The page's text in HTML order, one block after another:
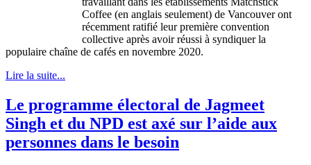
Coffee (en anglais seulement) de Vancouver ont
récemment ratifié leur première convention
collective après avoir réussi à syndiquer la
populaire chaîne de cafés en novembre 2020.
Lire la suite...
Le programme électoral de Jagmeet
Singh et du NPD est axé sur l’aide aux
personnes dans le besoin